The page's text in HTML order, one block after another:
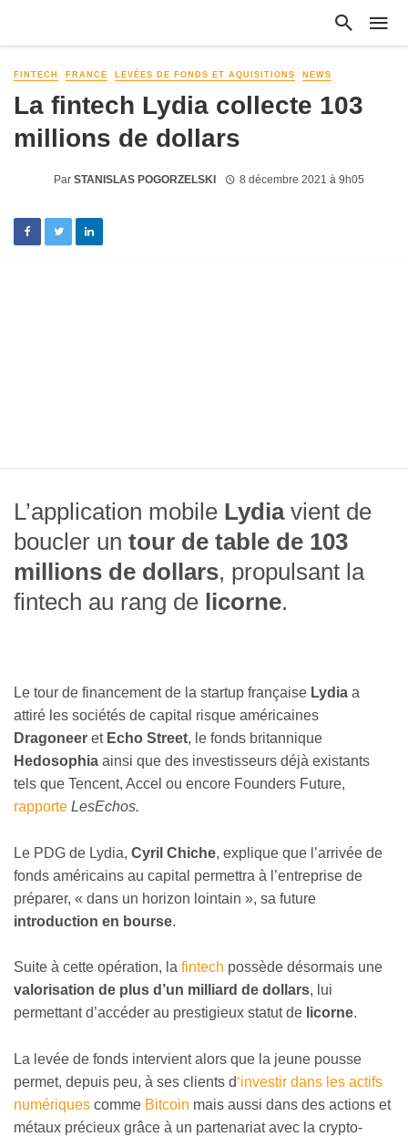
FINTECH FRANCE LEVÉES DE FONDS ET AQUISITIONS NEWS
La fintech Lydia collecte 103
millions de dollars
Par STANISLAS POGORZELSKI 8 décembre 2021 à 9h05
L’application mobile Lydiavient de
boucler un tour de table de 103
millions de dollars, propulsant la
fintech au rang de licorne.
Le tour de financement de la startup française Lydia a
attiré les sociétés de capital risque américaines
Dragoneer et Echo Street, le fonds britannique
Hedosophia ainsi que des investisseurs déjà existants
tels que Tencent, Accel ou encore Founders Future,
rapporte LesEchos.
Le PDG de Lydia, Cyril Chiche, explique que l’arrivée de
fonds américains au capital permettra à l’entreprise de
préparer, « dans un horizon lointain », sa future
introduction en bourse.
Suite à cette opération, la fintech possède désormais une
valorisation de plus d’un milliard de dollars, lui
permettant d’accéder au prestigieux statut de licorne.
La levée de fonds intervient alors que la jeune pousse
permet, depuis peu, à ses clients d‘investir dans les actifs
numériques comme Bitcoin mais aussi dans des actions et
métaux précieux grâce à un partenariat avec la crypto-